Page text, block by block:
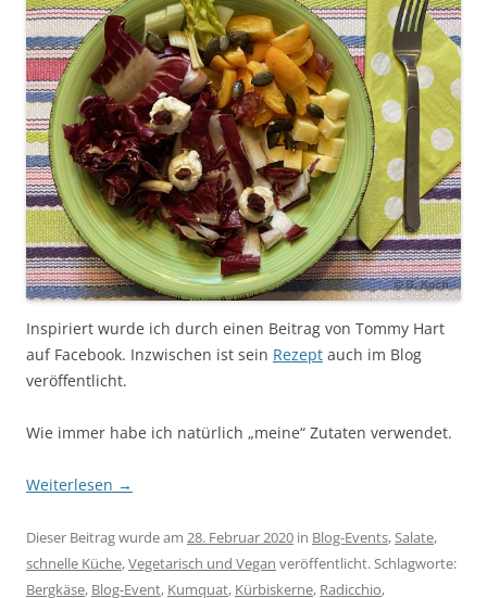
Inspiriert wurde ich durch einen Beitrag von Tommy Hart
auf Facebook. Inzwischen ist sein Rezept auch im Blog
veröffentlicht.
Wie immer habe ich natürlich „meine“ Zutaten verwendet.
Weiterlesen →
Dieser Beitrag wurde am 28. Februar 2020 in Blog-Events,Salate,
schnelle Küche,Vegetarisch und Vegan veröffentlicht. Schlagworte:
Bergkäse, Blog-Event, Kumquat, Kürbiskerne, Radicchio,